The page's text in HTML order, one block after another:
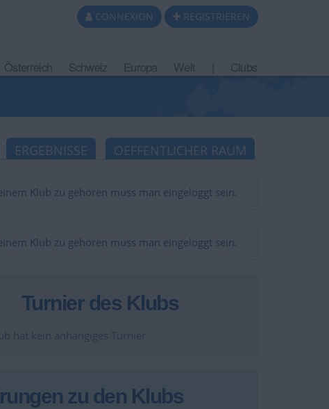
CONNEXION REGISTRIEREN
Österreich Schweiz Europa Welt Clubs
ERGEBNISSE OEFFENTLICHER RAUM
Klub zu gehören muss man eingeloggt sein.
Klub zu gehören muss man eingeloggt sein.
Turnier des Klubs
hat kein anhängiges Turnier
zu den Klubs